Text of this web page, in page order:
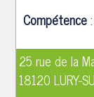
Compétence
25 rue de la
18120 LURY-